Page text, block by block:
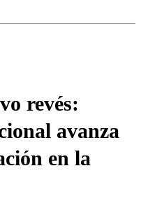
revés:
avanza
en la